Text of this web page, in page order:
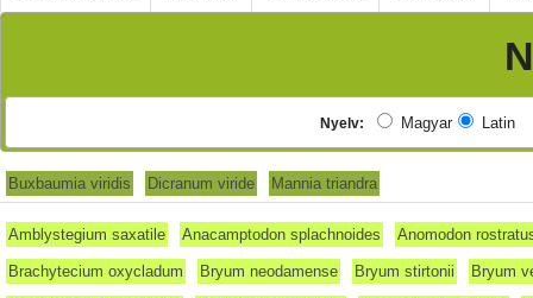
Nyelv: Magyar
Buxbaumia viridis Dicranum viride Mannia triandra
Amblystegium saxatile Anacamptodon splachnoides Anomodon
Brachytecium oxycladum Bryum neodamense Bryum stirtonii Bryum